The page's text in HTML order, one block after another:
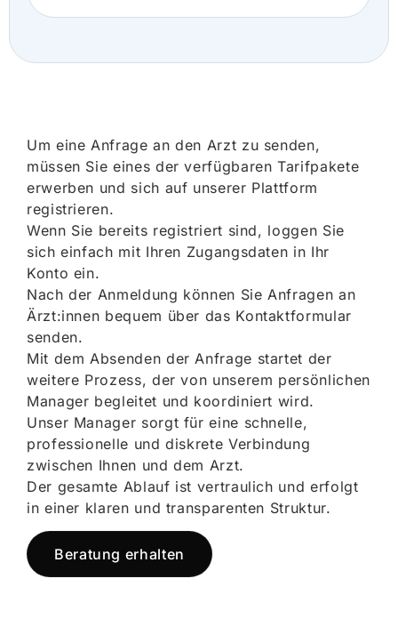
Um eine Anfrage an den Arzt zu senden,
müssen Sie eines der verfügbaren Tarifpakete
erwerben und sich auf unserer Plattform
registrieren.
Wenn Sie bereits registriert sind, loggen Sie
sich einfach mit Ihren Zugangsdaten in Ihr
Konto ein.
Nach der Anmeldung können Sie Anfragen an
Ärzt:innen bequem über das Kontaktformular
senden.
Mit dem Absenden der Anfrage startet der
weitere Prozess, der von unserem persönlichen
Manager begleitet und koordiniert wird.
Unser Manager sorgt für eine schnelle,
professionelle und diskrete Verbindung
zwischen Ihnen und dem Arzt.
Der gesamte Ablauf ist vertraulich und erfolgt
in einer klaren und transparenten Struktur.
Beratung erhalten